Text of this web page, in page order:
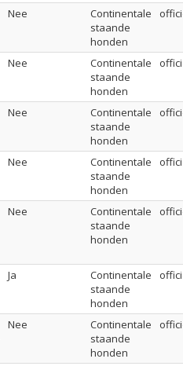
Nee
Continentale
staande
honden
Nee
Continentale
staande
honden
Nee
Continentale
staande
honden
Nee
Continentale
staande
honden
Nee
Continentale
staande
honden
Ja
Continentale
staande
honden
Nee
Continentale
staande
honden